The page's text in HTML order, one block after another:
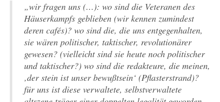
„wir fragen uns (…): wo sind die Veteranen des
Häuserkampfs geblieben (wir kennen zumindest
deren cafés)? wo sind die, die uns entgegenhalten,
sie wären politischer, taktischer, revolutionärer
gewesen? (vielleicht sind sie heute noch politischer
und taktischer?) wo sind die redakteure, die meinen,
‚der stein ist unser bewußtsein‘ (Pflasterstrand)?
für uns ist diese verwaltete, selbstverwaltete